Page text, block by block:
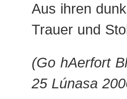
Aus ihren
Trauer und
(Go hAerfort
25 Lúnasa